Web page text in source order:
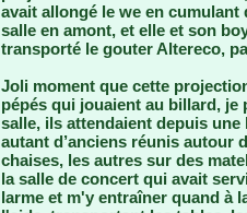
avait allongé le we en cumulant
salle en amont, et elle et son
transporté le gouter Altereco,
Joli moment que cette
pépés qui jouaient au billard, je
salle, ils attendaient depuis
autant d’anciens réunis autour
chaises, les autres sur des
la salle de concert qui avait
larme et m'y entraîner quand à